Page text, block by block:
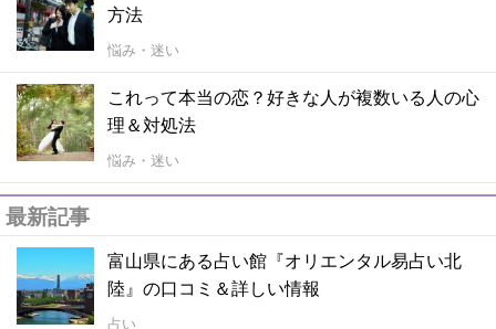
方法
悩み・迷い
これって本当の恋？好きな人が複数いる人の心
理＆対処法
悩み・迷い
最新記事
富山県にある占い館『オリエンタル易占い北
陸』の口コミ＆詳しい情報
占い